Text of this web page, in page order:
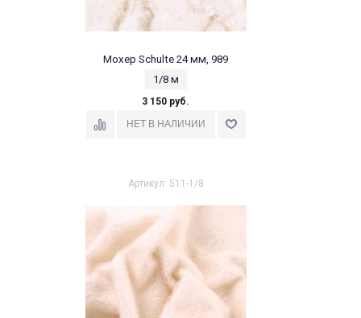
Мохер Schulte 24 мм, 989
1/8 м
3 150 руб.
Артикул: 511-1/8